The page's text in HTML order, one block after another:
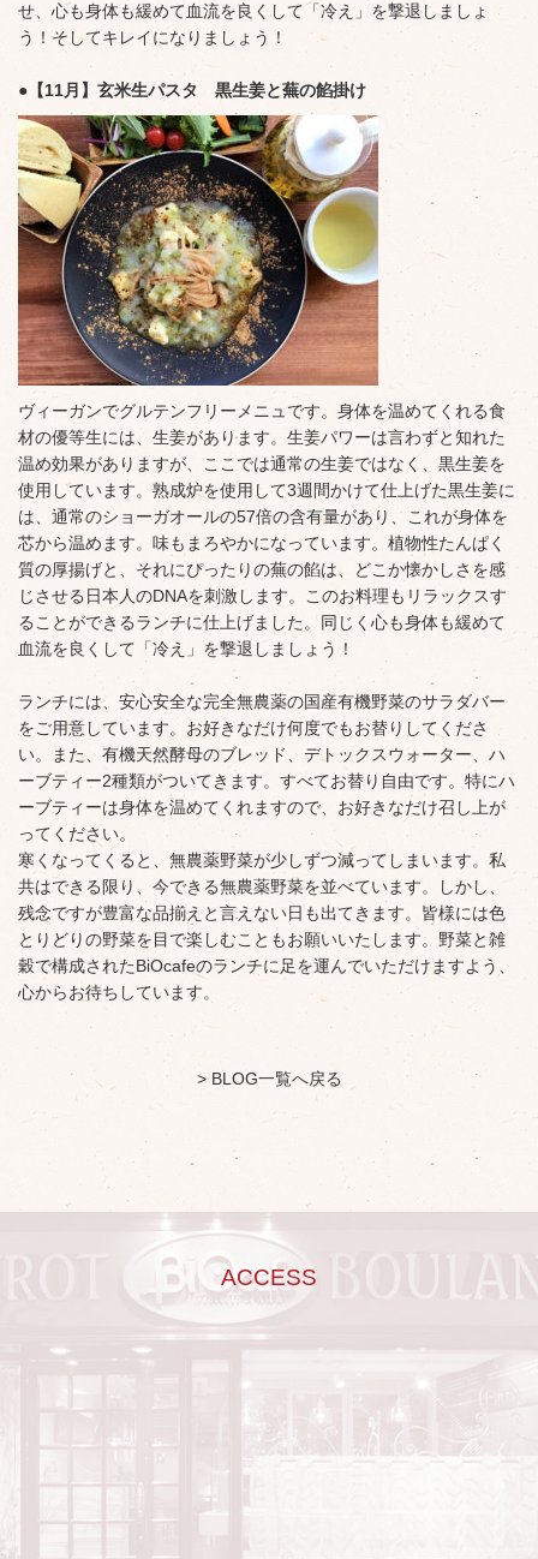
せ、心も身体も緩めて血流を良くして「冷え」を撃退しましょ
う！そしてキレイになりましょう！
●【11月】玄米生パスタ 黒生姜と蕪の餡掛け
ヴィーガンでグルテンフリーメニュです。身体を温めてくれる食
材の優等生には、生姜があります。生姜パワーは言わずと知れた
温め効果がありますが、ここでは通常の生姜ではなく、黒生姜を
使用しています。熟成炉を使用して3週間かけて仕上げた黒生姜に
は、通常のショーガオールの57倍の含有量があり、これが身体を
芯から温めます。味もまろやかになっています。植物性たんぱく
質の厚揚げと、それにぴったりの蕪の餡は、どこか懐かしさを感
じさせる日本人のDNAを刺激します。このお料理もリラックスす
ることができるランチに仕上げました。同じく心も身体も緩めて
血流を良くして「冷え」を撃退しましょう！
ランチには、安心安全な完全無農薬の国産有機野菜のサラダバー
をご用意しています。お好きなだけ何度でもお替りしてくださ
い。また、有機天然酵母のブレッド、デトックスウォーター、ハ
ーブティー2種類がついてきます。すべてお替り自由です。特にハ
ーブティーは身体を温めてくれますので、お好きなだけ召し上が
ってください。
寒くなってくると、無農薬野菜が少しずつ減ってしまいます。私
共はできる限り、今できる無農薬野菜を並べています。しかし、
残念ですが豊富な品揃えと言えない日も出てきます。皆様には色
とりどりの野菜を目で楽しむこともお願いいたします。野菜と雑
穀で構成されたBiOcafeのランチに足を運んでいただけますよう、
心からお待ちしています。
> BLOG一覧へ戻る
ACCESS